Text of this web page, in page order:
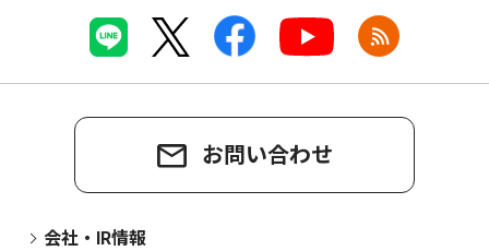
お問い合わせ
会社・IR情報